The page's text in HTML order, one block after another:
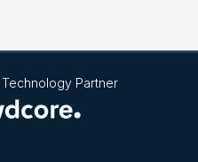
Technology Partner